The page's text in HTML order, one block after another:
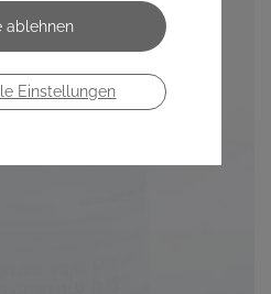
Einstellungen